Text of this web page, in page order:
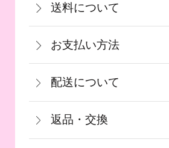
送料について
関西・中国・四国・九州
北陸・中部：990円(税込)
関東・信越：990円(税込)
東北：1,210円(税込)
北海道：1,540円(税込)
沖縄：2,750円(税込)
※クール便の場合は送料＋
お支払い方法
お支払いは、カード決済
行振込（前払い）・
ン決済）・auPAY・d払い
決済・ソフトバンクまとめ
利用頂けます。
配送について
通常在庫がある商品につ
注文から2～5営業日で発送
果物や予約ギフトについ
返品・交換
商品が食品等の場合は、